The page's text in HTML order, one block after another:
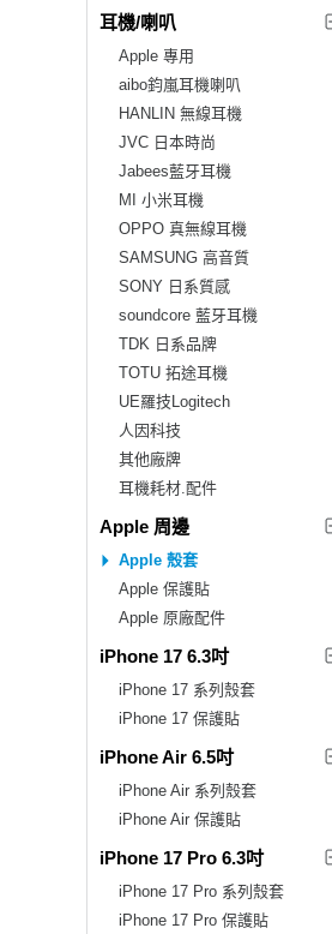
耳機/喇叭
Apple 專用
aibo鈞嵐耳機喇叭
HANLIN 無線耳機
JVC 日本時尚
Jabees藍牙耳機
MI 小米耳機
OPPO 真無線耳機
SAMSUNG 高音質
SONY 日系質感
soundcore 藍牙耳機
TDK 日系品牌
TOTU 拓途耳機
UE羅技Logitech
人因科技
其他廠牌
耳機耗材.配件
Apple 周邊
Apple 殼套
Apple 保護貼
Apple 原廠配件
iPhone 17 6.3吋
iPhone 17 系列殼套
iPhone 17 保護貼
iPhone Air 6.5吋
iPhone Air 系列殼套
iPhone Air 保護貼
iPhone 17 Pro 6.3吋
iPhone 17 Pro 系列殼套
iPhone 17 Pro 保護貼